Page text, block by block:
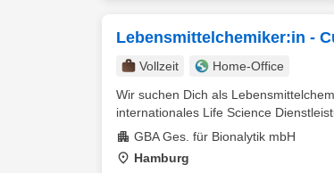
Lebensmittelchemiker:in -
Vollzeit
Home-Office
Wir suchen Dich als
internationales Life Science
GBA Ges. für Bionalytik mbH
Hamburg